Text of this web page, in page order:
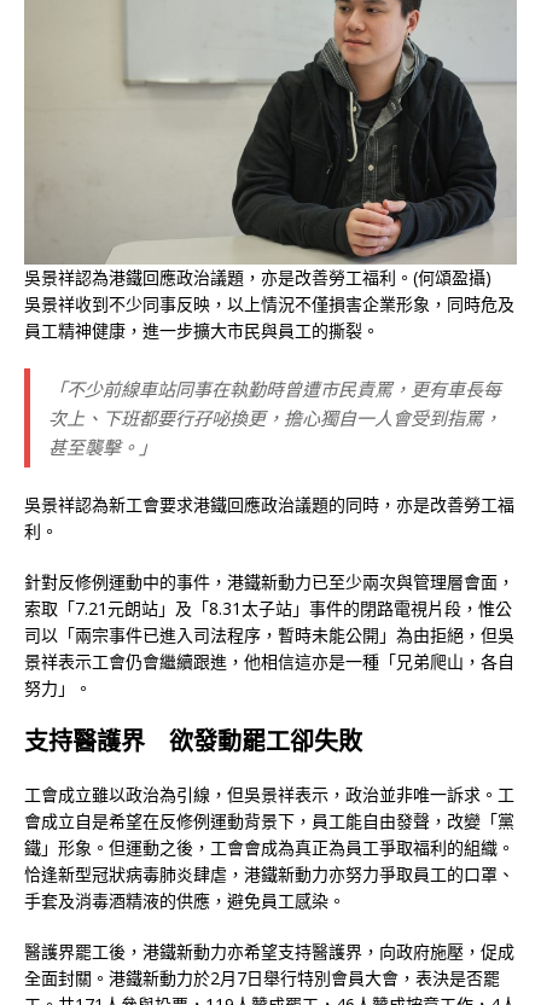
吳景祥認為港鐵回應政治議題，亦是改善勞工福利。(何頌盈攝)
吳景祥收到不少同事反映，以上情況不僅損害企業形象，同時危及
員工精神健康，進一步擴大市民與員工的撕裂。
「不少前線車站同事在執勤時曾遭市民責罵，更有車長每
次上、下班都要行孖咇換更，擔心獨自一人會受到指罵，
甚至襲擊。」
吳景祥認為新工會要求港鐵回應政治議題的同時，亦是改善勞工福
利。
針對反修例運動中的事件，港鐵新動力已至少兩次與管理層會面，
索取「7.21元朗站」及「8.31太子站」事件的閉路電視片段，惟公
司以「兩宗事件已進入司法程序，暫時未能公開」為由拒絕，但吳
景祥表示工會仍會繼續跟進，他相信這亦是一種「兄弟爬山，各自
努力」。
支持醫護界 欲發動罷工卻失敗
工會成立雖以政治為引線，但吳景祥表示，政治並非唯一訴求。工
會成立自是希望在反修例運動背景下，員工能自由發聲，改變「黨
鐵」形象。但運動之後，工會會成為真正為員工爭取福利的組織。
恰逢新型冠狀病毒肺炎肆虐，港鐵新動力亦努力爭取員工的口罩、
手套及消毒酒精液的供應，避免員工感染。
醫護界罷工後，港鐵新動力亦希望支持醫護界，向政府施壓，促成
全面封關。港鐵新動力於2月7日舉行特別會員大會，表決是否罷